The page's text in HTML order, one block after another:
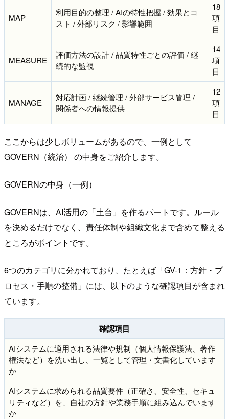
MAP
利用目的の整理 / AIの特性把握 / 効果とコ
スト / 外部リスク / 影響範囲
18
項
目
MEASURE
評価方法の設計 / 品質特性ごとの評価 / 継
続的な監視
14
項
目
MANAGE
対応計画 / 継続管理 / 外部サービス管理 /
関係者への情報提供
12
項
目
ここからは少しボリュームがあるので、一例として
GOVERN（統治） の中身をご紹介します。
GOVERNの中身（一例）
GOVERNは、AI活用の「土台」を作るパートです。ルール
を決めるだけでなく、責任体制や組織文化まで含めて整える
ところがポイントです。
6つのカテゴリに分かれており、たとえば「GV-1：方針・プ
ロセス・手順の整備」には、以下のような確認項目が含まれ
ています。
確認項目
AIシステムに適用される法律や規制（個人情報保護法、著作
権法など）を洗い出し、一覧として管理・文書化しています
か
AIシステムに求められる品質要件（正確さ、安全性、セキュ
リティなど）を、自社の方針や業務手順に組み込んでいます
か